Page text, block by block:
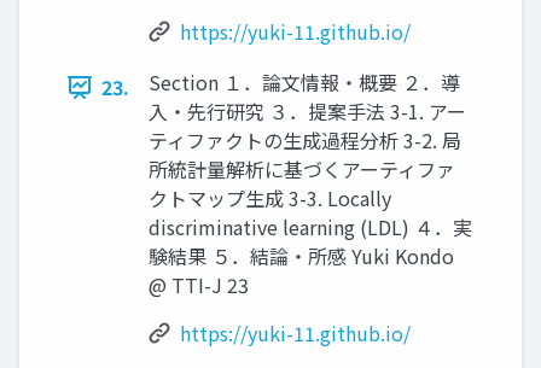
https://yuki-11.github.io/
23.
Section １．論文情報・概要 ２．導
入・先行研究 ３．提案手法 3-1. アー
ティファクトの生成過程分析 3-2. 局
所統計量解析に基づくアーティファ
クトマップ生成 3-3. Locally
discriminative learning (LDL) ４．実
験結果 ５．結論・所感 Yuki Kondo
@ TTI-J 23
https://yuki-11.github.io/